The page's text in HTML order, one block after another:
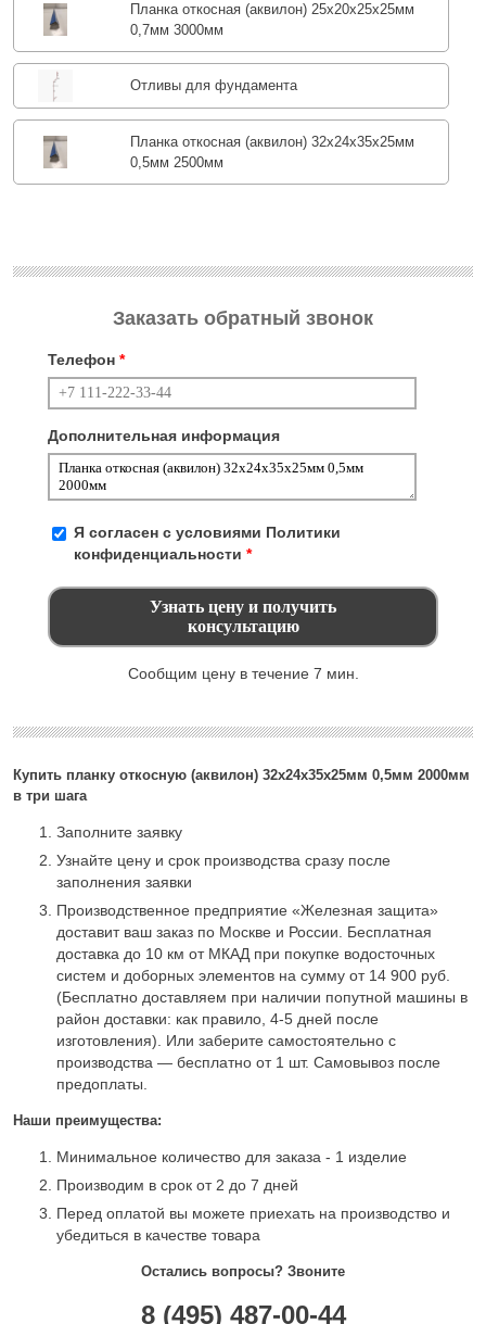
Планка откосная (аквилон) 25х20х25х25мм
0,7мм 3000мм
Отливы для фундамента
Планка откосная (аквилон) 32х24х35х25мм
0,5мм 2500мм
Купить планку откосную (аквилон) 32х24х35х25мм 0,5мм 2000мм
в три шага
Заполните заявку
Узнайте цену и срок производства сразу после
заполнения заявки
Производственное предприятие «Железная защита»
доставит ваш заказ по Москве и России. Бесплатная
доставка до 10 км от МКАД при покупке водосточных
систем и доборных элементов на сумму от 14 900 руб.
(Бесплатно доставляем при наличии попутной машины в
район доставки: как правило, 4-5 дней после
изготовления). Или заберите самостоятельно с
производства — бесплатно от 1 шт. Самовывоз после
предоплаты.
Наши преимущества:
Минимальное количество для заказа - 1 изделие
Производим в срок от 2 до 7 дней
Перед оплатой вы можете приехать на производство и
убедиться в качестве товара
Заказать обратный звонок
Телефон *
Дополнительная информация
Я согласен с условиями Политики
конфиденциальности *
Сообщим цену в течение 7 мин.
Остались вопросы? Звоните
8 (495) 487-00-44